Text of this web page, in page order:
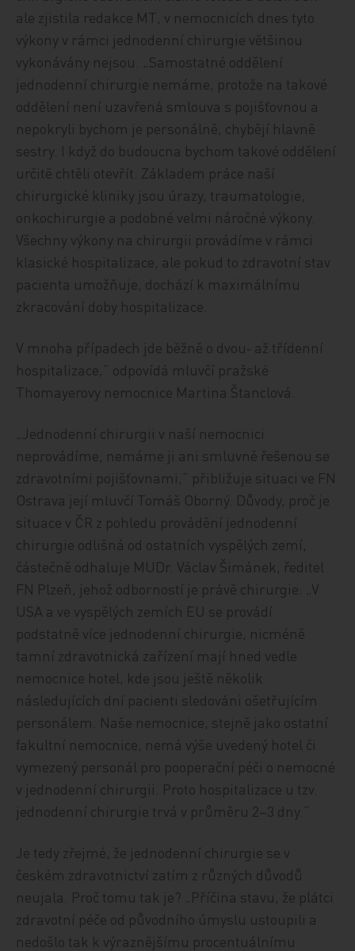
ale zjistila redakce MT, v nemocnicích dnes tyto
výkony v rámci jednodenní chirurgie většinou
vykonávány nejsou. „Samostatné oddělení
jednodenní chirurgie nemáme, protože na takové
oddělení není uzavřená smlouva s pojišťovnou a
nepokryli bychom je personálně, chybějí hlavně
sestry. I když do budoucna bychom takové oddělení
určitě chtěli otevřít. Základem práce naší
chirurgické kliniky jsou úrazy, traumatologie,
onkochirurgie a podobné velmi náročné výkony.
Všechny výkony na chirurgii provádíme v rámci
klasické hospitalizace, ale pokud to zdravotní stav
pacienta umožňuje, dochází k maximálnímu
zkracování doby hospitalizace.
V mnoha případech jde běžně o dvou‑ až třídenní
hospitalizace,“ odpovídá mluvčí pražské
Thomayerovy nemocnice Martina Štanclová.
„Jednodenní chirurgii v naší nemocnici
neprovádíme, nemáme ji ani smluvně řešenou se
zdravotními pojišťovnami,“ přibližuje situaci ve FN
Ostrava její mluvčí Tomáš Oborný. Důvody, proč je
situace v ČR z pohledu provádění jednodenní
chirurgie odlišná od ostatních vyspělých zemí,
částečně odhaluje MUDr. Václav Šimánek, ředitel
FN Plzeň, jehož odborností je právě chirurgie: „V
USA a ve vyspělých zemích EU se provádí
podstatně více jednodenní chirurgie, nicméně
tamní zdravotnická zařízení mají hned vedle
nemocnice hotel, kde jsou ještě několik
následujících dní pacienti sledováni ošetřujícím
personálem. Naše nemocnice, stejně jako ostatní
fakultní nemocnice, nemá výše uvedený hotel či
vymezený personál pro pooperační péči o nemocné
v jednodenní chirurgii. Proto hospitalizace u tzv.
jednodenní chirurgie trvá v průměru 2–3 dny.“
Je tedy zřejmé, že jednodenní chirurgie se v
českém zdravotnictví zatím z různých důvodů
neujala. Proč tomu tak je? „Příčina stavu, že plátci
zdravotní péče od původního úmyslu ustoupili a
nedošlo tak k výraznějšímu procentuálnímu